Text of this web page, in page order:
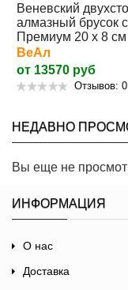
Веневский
алмазный брусок
Премиум 20 x 8 см
ВеАл
от 13570 руб
Отзывов: 0
НЕДАВНО
Вы еще не
ИНФОРМАЦИЯ
О нас
Доставка